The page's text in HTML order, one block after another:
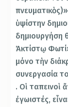
ὑψίστην
δημιουργήση
Ἀκτίστῳ
μόνο τὴν
συνεργασία
. Οἱ ταπεινοὶ
ἐγωιστές,